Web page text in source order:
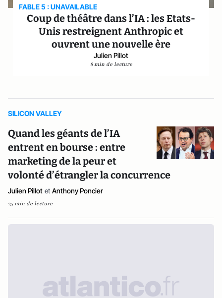
FABLE 5 : UNAVAILABLE
Coup de théâtre dans l’IA : les Etats-
Unis restreignent Anthropic et
ouvrent une nouvelle ère
Julien Pillot
8 min de lecture
SILICON VALLEY
Quand les géants de l’IA
entrent en bourse : entre
marketing de la peur et
volonté d’étrangler la concurrence
Julien Pillot et Anthony Poncier
25 min de lecture